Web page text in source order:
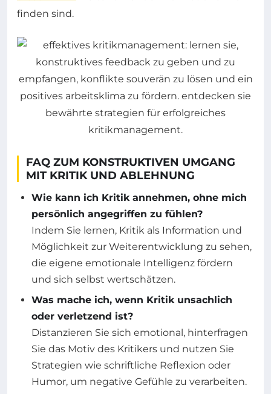
finden sind.
FAQ ZUM KONSTRUKTIVEN UMGANG
MIT KRITIK UND ABLEHNUNG
Wie kann ich Kritik annehmen, ohne mich
persönlich angegriffen zu fühlen?
Indem Sie lernen, Kritik als Information und
Möglichkeit zur Weiterentwicklung zu sehen,
die eigene emotionale Intelligenz fördern
und sich selbst wertschätzen.
Was mache ich, wenn Kritik unsachlich
oder verletzend ist?
Distanzieren Sie sich emotional, hinterfragen
Sie das Motiv des Kritikers und nutzen Sie
Strategien wie schriftliche Reflexion oder
Humor, um negative Gefühle zu verarbeiten.